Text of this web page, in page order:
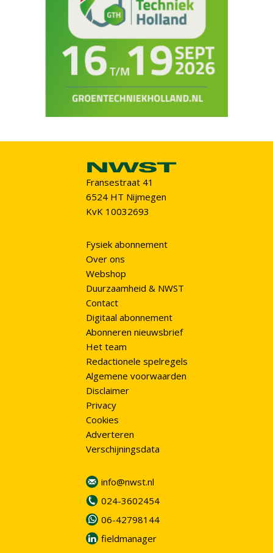
Fransestraat 41
6524 HT Nijmegen
KvK 10032693
Fysiek abonnement
Over ons
Webshop
Duurzaamheid & NWST
Contact
Digitaal abonnement
Abonneren nieuwsbrief
Het team
Redactionele spelregels
Algemene voorwaarden
Disclaimer
Privacy
Cookies
Adverteren
Verschijningsdata
info@nwst.nl
024-3602454
06-42798144
fieldmanager